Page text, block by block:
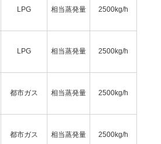
LPG 相当蒸発量 2500kg/h
LPG 相当蒸発量 2500kg/h
都市ガス 相当蒸発量 2500kg/h
都市ガス 相当蒸発量 2500kg/h